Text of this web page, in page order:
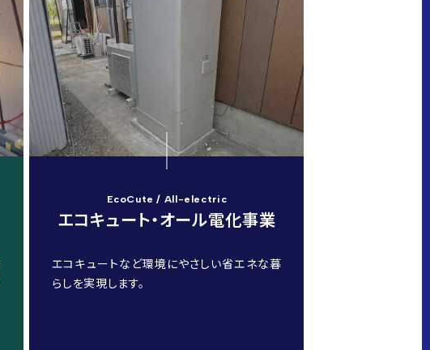
EcoCute / All-electric
エコキュート・オール電化事業
エコキュートなど環境にやさしい省エネな暮
らしを実現します。